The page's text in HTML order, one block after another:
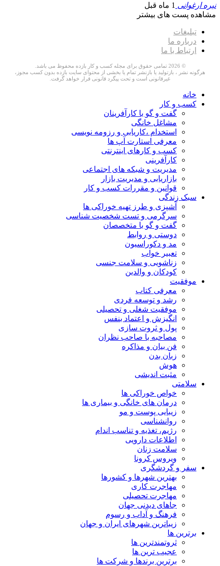
نیره ارغوانی 1 ماه قبل
مشاهده پست های بیشتر
تبلیغات
درباره ما
ارتباط با ما
© 2026 تمامی حقوق برای مجله کسب و کار بازده محفوظ می باشد.
هرگونه نشر ، بازتولید یا بازنشر تمام یا بخشی از محتوای سایت بازده بدون کسب مجوز،
غیرقانونی است و تحت پیگرد قانونی قرار خواهد گرفت.
خانه
کسب و کار
گفت و گو با کارآفرینان
مشاغل خانگی
استخدام ،کاریابی و رزومه نویسی
معرفی استارت آپ ها
کسب و کارهای اینترنتی
کارآفرینی
مدیریت و شبکه های اجتماعی
بازاریابی و مدیریت بازار
قوانین و مقررات کسب و کار
سبک زندگی
آشپزی و طرز تهیه خوراکی ها
سرگرمی و تست شخصیت شناسی
گفت و گو با متخصصان
دوستی و روابط
مد و دکوراسیون
تعبیر خواب
زناشویی و سلامت جنسی
کودکان و والدین
موفقیت
معرفی کتاب
رشد و توسعه فردی
موفقیت شغلی و تحصیلی
انگیزش و اعتماد بنفس
پول و ثروت سازی
مصاحبه با صاحب نظران
فن بیان و مذاکره
زبان بدن
هوش
مثبت اندیشی
سلامتی
خواص خوراکی ها
درمان های خانگی و بیماری ها
زیبایی پوست و مو
روانشناسی
رژیم، تغذیه و تناسب اندام
اطلاعات دارویی
سلامت زنان
ویروس کرونا
سفر و گردشگری
بهترین شهرها و کشورها
مهاجرت کاری
مهاجرت تحصیلی
جاهای دیدنی جهان
فرهنگ و آداب و رسوم
زیباترین شهرهای ایران و جهان
برترین ها
ثروتمندترین ها
عجیب ترین ها
برترین برندها و شرکت ها